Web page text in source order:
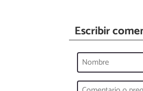
Escribir